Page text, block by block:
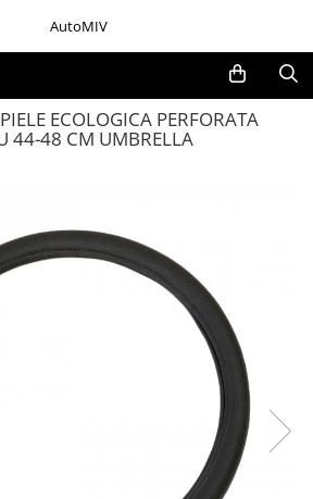
ECOLOGICA PERFORATA
44-48 CM UMBRELLA